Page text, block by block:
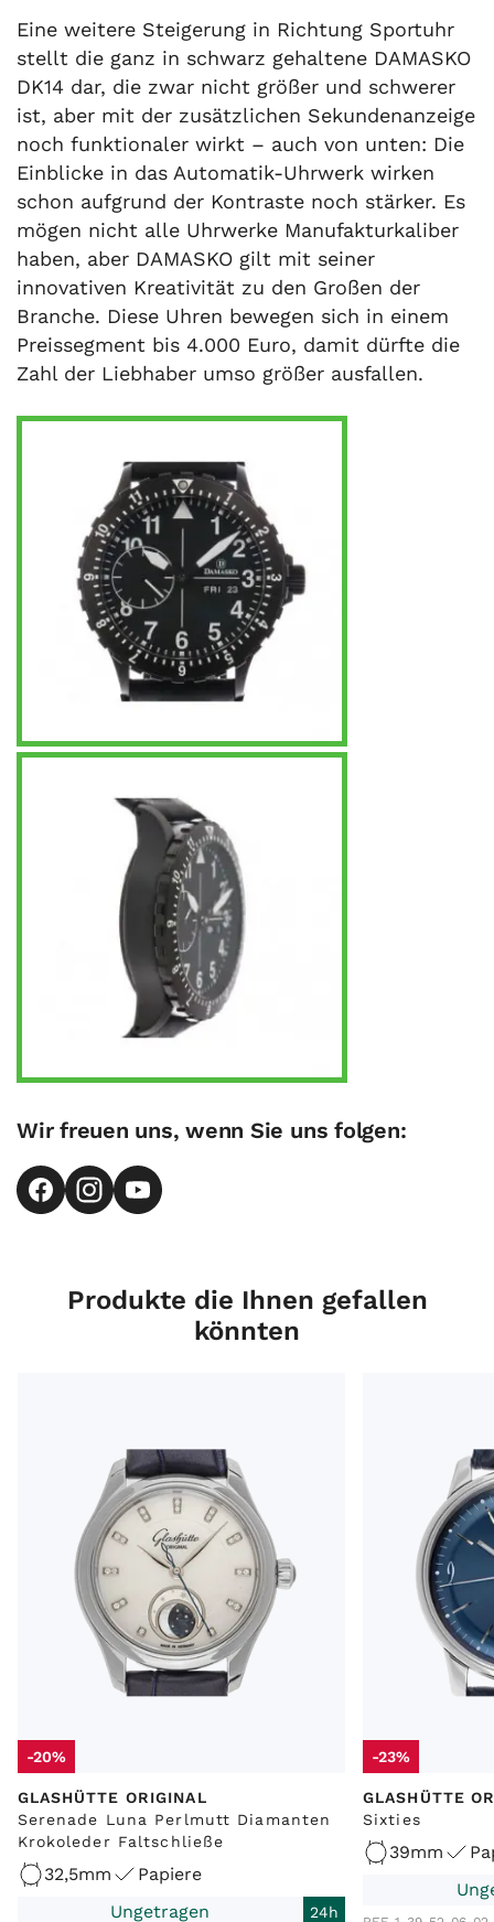
Eine weitere Steigerung in Richtung Sportuhr
stellt die ganz in schwarz gehaltene DAMASKO
DK14 dar, die zwar nicht größer und schwerer
ist, aber mit der zusätzlichen Sekundenanzeige
noch funktionaler wirkt – auch von unten: Die
Einblicke in das Automatik-Uhrwerk wirken
schon aufgrund der Kontraste noch stärker. Es
mögen nicht alle Uhrwerke Manufakturkaliber
haben, aber DAMASKO gilt mit seiner
innovativen Kreativität zu den Großen der
Branche. Diese Uhren bewegen sich in einem
Preissegment bis 4.000 Euro, damit dürfte die
Zahl der Liebhaber umso größer ausfallen.
Wir freuen uns, wenn Sie uns folgen:
Produkte die Ihnen gefallen
könnten
-20%
GLASHÜTTE ORIGINAL
Serenade Luna Perlmutt Diamanten
Krokoleder Faltschließe
32,5mm
Papiere
Ungetragen
24h
-23%
GLASHÜTTE
Sixties
39mm